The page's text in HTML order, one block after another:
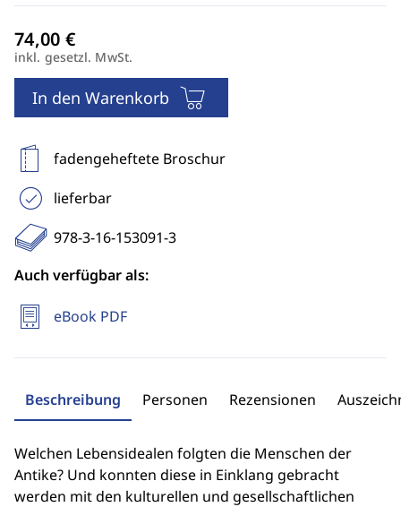
inkl. gesetzl. MwSt.
In den Warenkorb
fadengeheftete Broschur
lieferbar
978-3-16-153091-3
Auch verfügbar als:
eBook PDF
Beschreibung Personen Rezensionen
Welchen Lebensidealen folgten die Menschen der
Antike? Und konnten diese in Einklang gebracht
werden mit den kulturellen und gesellschaftlichen